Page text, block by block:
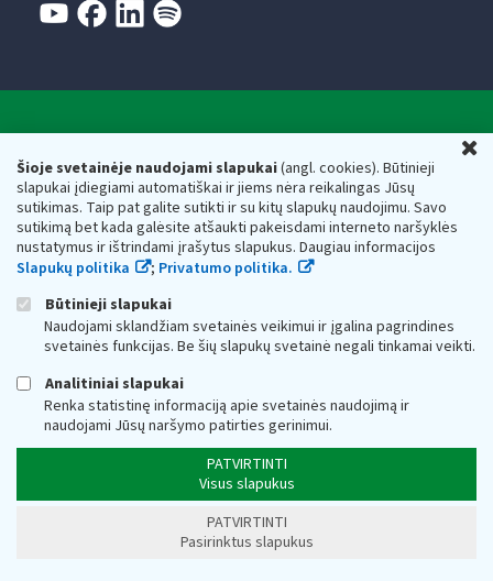
Šioje svetainėje naudojami slapukai(angl. cookies). Būtinieji
slapukai įdiegiami automatiškai ir jiems nėra reikalingas Jūsų
sutikimas. Taip pat galite sutikti ir su kitų slapukų naudojimu. Savo
sutikimą bet kada galėsite atšaukti pakeisdami interneto naršyklės
nustatymus ir ištrindami įrašytus slapukus. Daugiau informacijos
Slapukų politika
; Privatumo politika.
Būtinieji slapukai
Naudojami sklandžiam svetainės veikimui ir įgalina pagrindines
svetainės funkcijas. Be šių slapukų svetainė negali tinkamai veikti.
Analitiniai slapukai
Renka statistinę informaciją apie svetainės naudojimą ir
naudojami Jūsų naršymo patirties gerinimui.
PATVIRTINTI
Visus slapukus
PATVIRTINTI
Pasirinktus slapukus
Respublikos finansų ministerijos
Biudžetinė įstaiga. Juridinio asmens kodas — 188659752,
adresas: Vasario 16-osios g. 14, 01107 Vilnius, Lietuva, el.paštas:
vmi@vmi.lt, E. pristatymo dėžutės adresas 188659752
Duomenys apie Valstybinę mokesčių inspekciją prie Lietuvos
Respublikos finansų ministerijos kaupiami ir saugomi Juridinių